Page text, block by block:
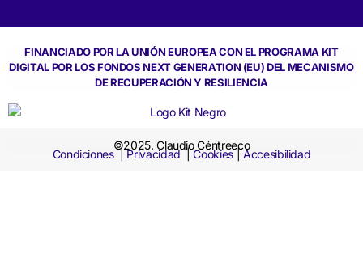
FINANCIADO POR LA UNIÓN EUROPEA CON EL PROGRAMA KIT
DIGITAL POR LOS FONDOS NEXT GENERATION (EU) DEL MECANISMO
DE RECUPERACIÓN Y RESILIENCIA
©2025. Claudio Céntreeco
Condiciones|Privacidad|Cookies|Accesibilidad